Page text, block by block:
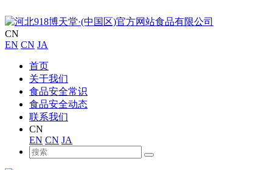
CN
EN CN JA
首页
关于我们
食品安全常识
食品安全动态
联系我们
CN
EN CN JA